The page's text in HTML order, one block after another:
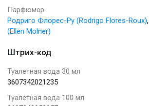
Парфюмер
Родриго Флорес-Ру (Rodrigo Flores-Roux),
(Ellen Molner)
Штрих-код
Туалетная вода 30 мл
3607342021235
Туалетная вода 100 мл